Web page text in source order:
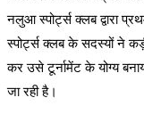
नलुआ स्पोर्ट्स क्लब द्वारा
स्पोर्ट्स क्लब के सदस्यों ने
कर उसे टूर्नामेंट के योग्य
जा रही है।